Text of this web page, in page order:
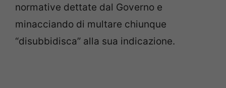
normative dettate dal Governo e
minacciando di multare chiunque
“disubbidisca” alla sua indicazione.